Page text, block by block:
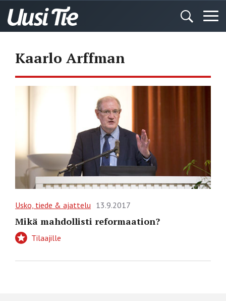
Kaarlo Arffman
Usko, tiede & ajattelu 13.9.2017
Mikä mahdollisti reformaation?
Tilaajille